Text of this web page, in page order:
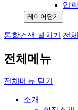
입
레이어닫기
통합검색 펼치기 전
전체메뉴
전체메뉴 닫기
소개